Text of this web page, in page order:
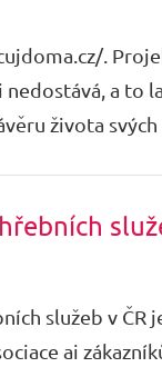
.
a to
života
služeb v
ai